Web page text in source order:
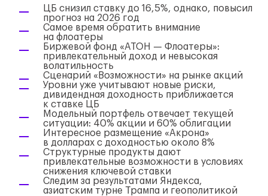
ЦБ снизил ставку до 16,5%, однако, повысил
прогноз на 2026 год
Самое время обратить внимание
на флоатеры
Биржевой фонд «АТОН — Флоатеры»:
привлекательный доход и невысокая
волатильность
Сценарий «Возможности» на рынке акций
Уровни уже учитывают новые риски,
дивидендная доходность приближается
к ставке ЦБ
Модельный портфель отвечает текущей
ситуации: 40% акции и 60% облигации
Интересное размещение «Акрона»
в долларах с доходностью около 8%
Структурные продукты дают
привлекательные возможности в условиях
снижения ключевой ставки
Следим за результатами Яндекса,
азиатским турне Трампа и геополитикой